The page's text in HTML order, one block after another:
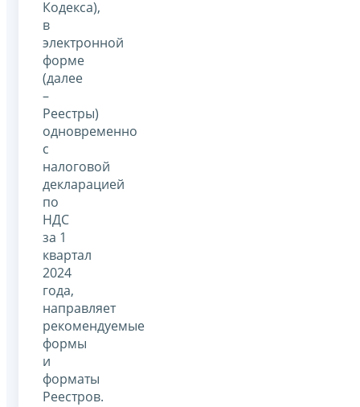
Кодекса),
в
электронной
форме
(далее
–
Реестры)
одновременно
с
налоговой
декларацией
по
НДС
за 1
квартал
2024
года,
направляет
рекомендуемые
формы
и
форматы
Реестров.